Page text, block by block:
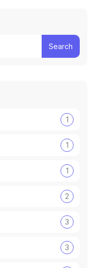
Search
1
1
1
2
3
3